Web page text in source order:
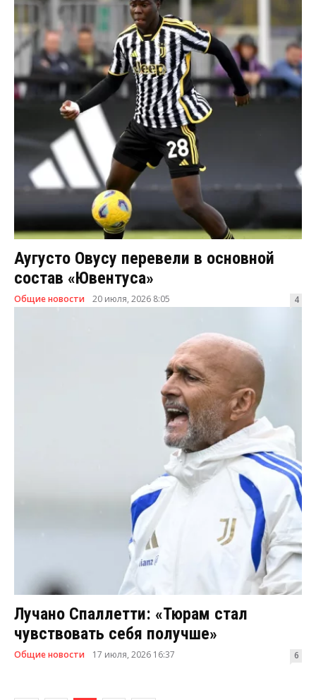
Аугусто Овусу перевели в основной
состав «Ювентуса»
Общие новости 20 июля, 2026 8:05 4
Лучано Спаллетти: «Тюрам стал
чувствовать себя получше»
Общие новости 17 июля, 2026 16:37 6